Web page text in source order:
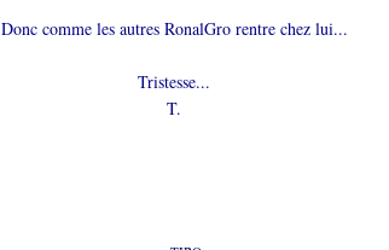
Donc comme les autres RonalGro rentre chez lui...
Tristesse...
T.